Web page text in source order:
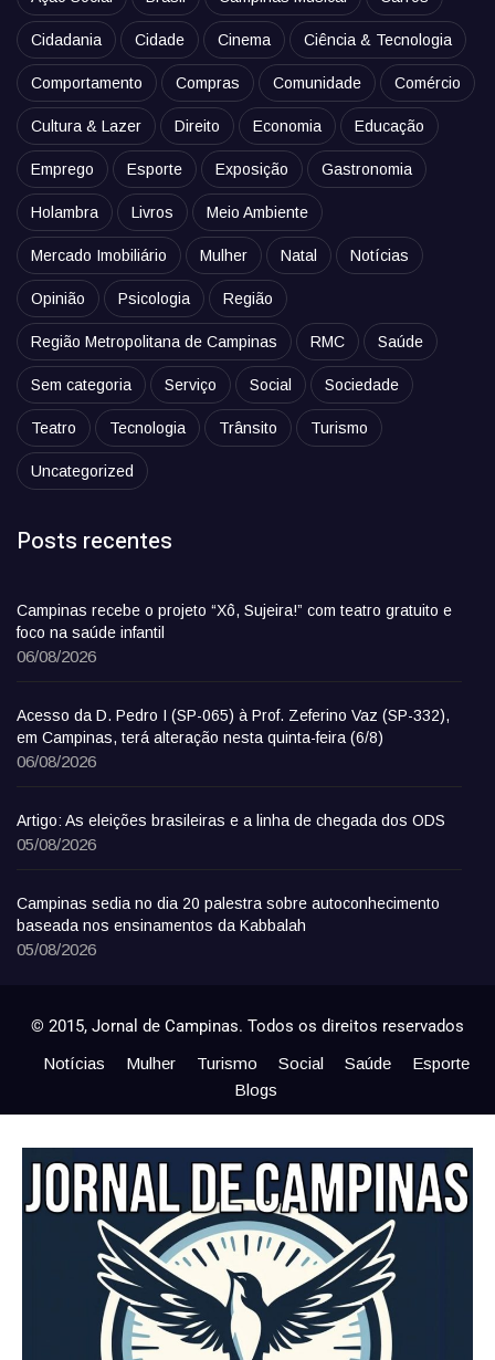
Cidadania Cidade Cinema Ciência & Tecnologia
Comportamento Compras Comunidade Comércio
Cultura & Lazer Direito Economia Educação
Emprego Esporte Exposição Gastronomia
Holambra Livros Meio Ambiente
Mercado Imobiliário Mulher Natal Notícias
Opinião Psicologia Região
Região Metropolitana de Campinas RMC Saúde
Sem categoria Serviço Social Sociedade
Teatro Tecnologia Trânsito Turismo
Uncategorized
Posts recentes
Campinas recebe o projeto “Xô, Sujeira!” com teatro gratuito e
foco na saúde infantil
06/08/2026
Acesso da D. Pedro I (SP-065) à Prof. Zeferino Vaz (SP-332),
em Campinas, terá alteração nesta quinta-feira (6/8)
06/08/2026
Artigo: As eleições brasileiras e a linha de chegada dos ODS
05/08/2026
Campinas sedia no dia 20 palestra sobre autoconhecimento
baseada nos ensinamentos da Kabbalah
05/08/2026
© 2015, Jornal de Campinas. Todos os direitos reservados
Notícias Mulher Turismo Social Saúde
Esporte
Blogs